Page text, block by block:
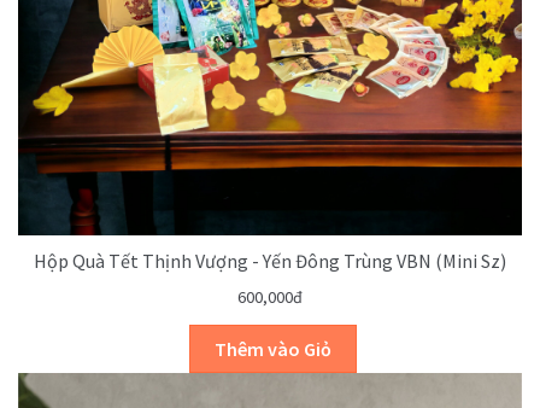
Hộp Quà Tết Thịnh Vượng - Yến Đông Trùng VBN (mini Sz)
600,000đ